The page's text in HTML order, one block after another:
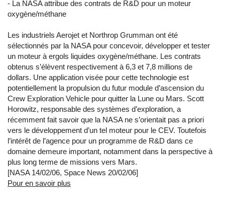
- La NASA attribue des contrats de R&D pour un moteur
oxygène/méthane
Les industriels Aerojet et Northrop Grumman ont été
sélectionnés par la NASA pour concevoir, développer et tester
un moteur à ergols liquides oxygène/méthane. Les contrats
obtenus s’élèvent respectivement à 6,3 et 7,8 millions de
dollars. Une application visée pour cette technologie est
potentiellement la propulsion du futur module d’ascension du
Crew Exploration Vehicle pour quitter la Lune ou Mars. Scott
Horowitz, responsable des systèmes d’exploration, a
récemment fait savoir que la NASA ne s’orientait pas a priori
vers le développement d’un tel moteur pour le CEV. Toutefois
l’intérêt de l’agence pour un programme de R&D dans ce
domaine demeure important, notamment dans la perspective à
plus long terme de missions vers Mars.
[NASA 14/02/06, Space News 20/02/06]
Pour en savoir plus